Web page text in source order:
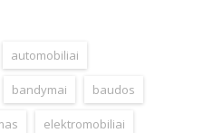
automobiliai
bandymai baudos
elektromobiliai